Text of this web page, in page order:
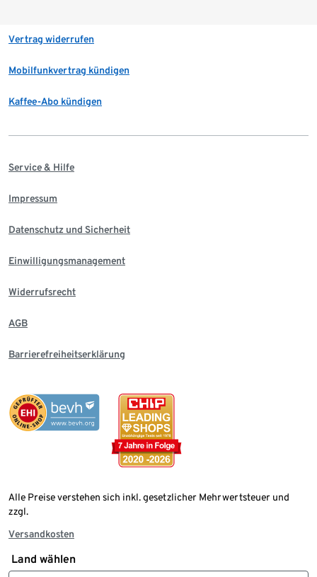
Vertrag widerrufen
Mobilfunkvertrag kündigen
Kaffee-Abo kündigen
Service & Hilfe
Impressum
Datenschutz und Sicherheit
Einwilligungsmanagement
Widerrufsrecht
AGB
Barrierefreiheitserklärung
Alle Preise verstehen sich inkl. gesetzlicher Mehrwertsteuer und
zzgl.
Versandkosten
Land wählen